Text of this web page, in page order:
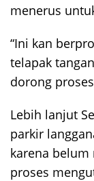
menerus
“Ini kan
telapak
dorong
Lebih lanjut
parkir
karena belum
proses